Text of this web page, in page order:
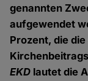
genannten
aufgewendet
Prozent, die
EKD lautet die